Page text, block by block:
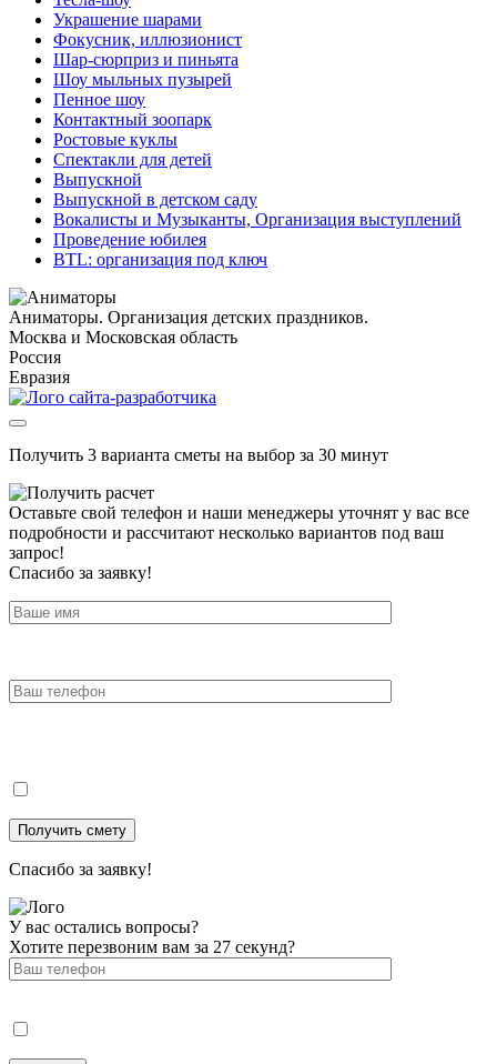
Украшение шарами
Фокусник, иллюзионист
Шар-сюрприз и пиньята
Шоу мыльных пузырей
Пенное шоу
Контактный зоопарк
Ростовые куклы
Спектакли для детей
Выпускной
Выпускной в детском саду
Вокалисты и Музыканты, Организация выступлений
Проведение юбилея
BTL: организация под ключ
Аниматоры. Организация детских праздников.
Москва и Московская область
Россия
Евразия
Получить 3 варианта сметы на выбор за 30 минут
Оставьте свой телефон и наши менеджеры уточнят у вас все
подробности и рассчитают несколько вариантов под ваш
запрос!
Спасибо за заявку!
Спасибо за заявку!
У вас остались вопросы?
Хотите перезвоним вам за 27 секунд?